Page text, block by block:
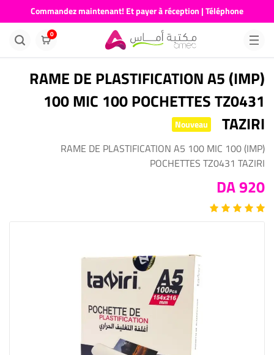
Commandez maintenant! Et payer à réception | Téléphone
676681730
0
(IMP) RAME DE PLASTIFICATION A5
100 MIC 100 POCHETTES TZ0431
TAZIRI
Nouveau
(IMP) RAME DE PLASTIFICATION A5 100 MIC 100
POCHETTES TZ0431 TAZIRI
920 DA